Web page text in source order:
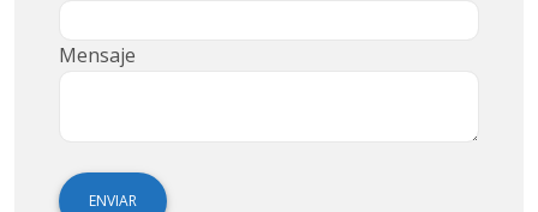
Mensaje
ENVIAR